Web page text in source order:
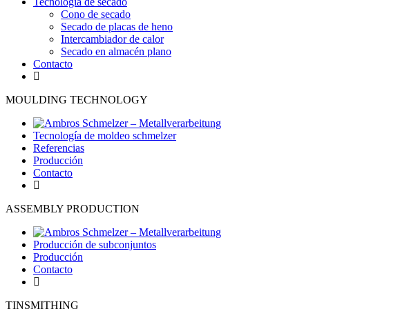
Cono de secado
Secado de placas de heno
Intercambiador de calor
Secado en almacén plano
Contacto
MOULDING TECHNOLOGY
Tecnología de moldeo schmelzer
Referencias
Producción
Contacto
ASSEMBLY PRODUCTION
Producción de subconjuntos
Producción
Contacto
TINSMITHING